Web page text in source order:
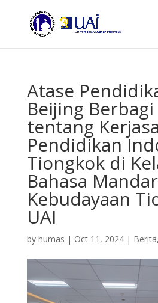
Atase
Beijing
tentang
Pendidikan
Tiongkok di
Bahasa
Kebudayaan
UAI
by humas | Oct 11, 2024| Berita,